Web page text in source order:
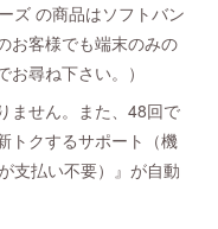
ズ の商品はソフトバン
お客様でも端末のみの
尋ね下さい。）
ません。また、48回で
トクするサポート（機
支払い不要）』が自動